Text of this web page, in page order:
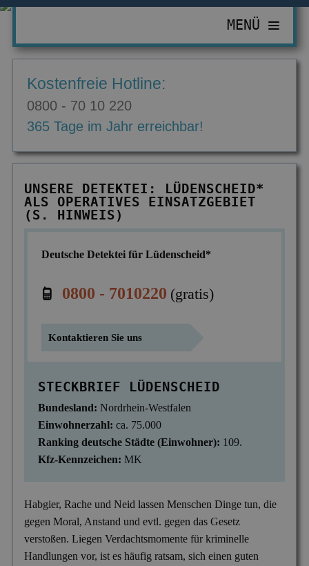
PRIVATDETEKTIV
Erbschaft & Erbanspruch
Nachweis Eheähnlichkeit
Personen- & Zeugensuche
Unterhalt & Alimente
Verleumdung & Rufmord
WIRTSCHAFTSDETEKTIV
ZUR ÜBERSICHT
Computerkriminalität
Einkommensüberprüfung
Korruptionsbekämpfung
Mitarbeiterüberwachung
Mobbing & Bossing
Objekt- & Personenschutz
Sabotage & Beschädigung
EINSATZGEBIETE
Düsseldorf
München
Hamburg
Hannover
Stuttgart
INFORMATIONEN
Aktuelles
Ausrüstung
Preise
MENÜ
Kostenfreie Hotline:
0800 - 70 10 220
365 Tage im Jahr erreichbar!
UNSERE DETEKTEI: LÜDENSCHEID*
ALS OPERATIVES EINSATZGEBIET
(S. HINWEIS)
Deutsche Detektei für Lüdenscheid*
0800 - 7010220 (gratis)
Kontaktieren Sie uns
STECKBRIEF LÜDENSCHEID
Bundesland: Nordrhein-Westfalen
Einwohnerzahl: ca. 75.000
Ranking deutsche Städte (Einwohner): 109.
Kfz-Kennzeichen: MK
Habgier, Rache und Neid lassen Menschen Dinge tun, die
gegen Moral, Anstand und evtl. gegen das Gesetz
verstoßen. Liegen Verdachtsmomente für kriminelle
Handlungen vor, ist es häufig ratsam, sich einen guten